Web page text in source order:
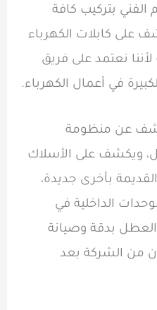
بتركيب كافة
على كابلات الكهرباء
نعتمد على فريق
في أعمال الكهرباء.
عن منظومة
ويكشف على الأسلاك
بأخرى جديدة،
الداخلية في
العطل بدقة وصيانة
من الشركة بعد